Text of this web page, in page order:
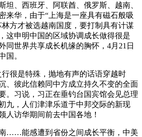
坦、西班牙、阿联酋、俄罗斯、越南、
华，由于“上海是一座具有磁石般吸
方才被选越南国度，要打制具有计谋
这申明中国的区域协调成长做得很是
同世界共享成长机缘的胸怀，4月21日
国。
很是特殊，抛地有声的话语穿越时
、彼此信赖同中方成立持久不变的全面
。习说，习正在垂钓台国宾馆会见总理
九，人们津津乐道于中邦交际的新现
人访华期间前去中国各地！
能感遭到省份之间成长平衡，中美